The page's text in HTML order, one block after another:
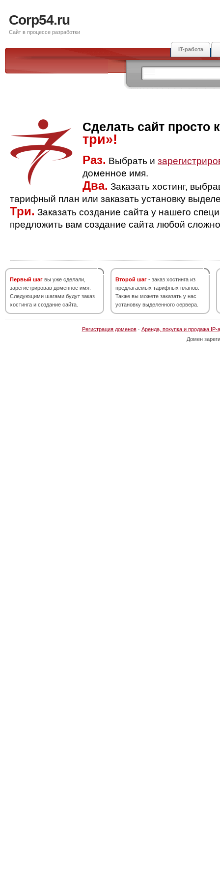
Corp54.ru
Сайт в процессе разработки
IT-работа
Сделать сайт просто
три»!
Раз. Выбрать и
доменное имя.
Два. Заказать хостинг,
тарифный план или заказать установку
Три. Заказать создание сайта у нашего
предложить вам создание сайта любой
Первый шаг вы уже сделали,
зарегистрировав доменное имя.
Следующими шагами будут заказ
хостинга и создание сайта.
Второй шаг - заказ хостинга из
предлагаемых тарифных планов.
Также вы можете заказать у нас
установку выделенного сервера.
Регистрация доменов· Аренда, покупка и продажа IP-
Домен